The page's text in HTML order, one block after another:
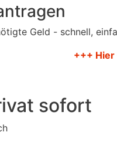
Geld - schnell,
+++ Hier
sofort